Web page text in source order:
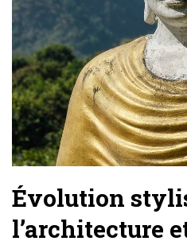
Évolution
l’architecture